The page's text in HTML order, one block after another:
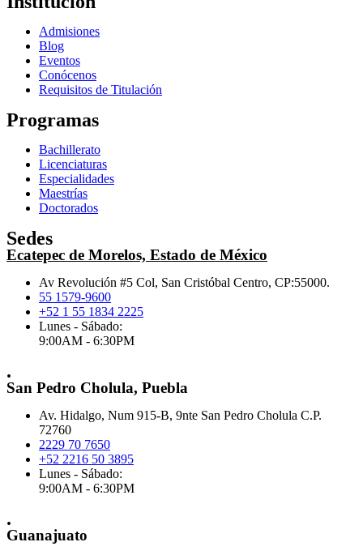
Admisiones
Blog
Eventos
Conócenos
Requisitos de Titulación
Programas
Bachillerato
Licenciaturas
Especialidades
Maestrías
Doctorados
Sedes
Ecatepec de Morelos, Estado de México
Av Revolución #5 Col, San Cristóbal Centro, CP:55000.
55 1579-9600
+52 1 55 1834 2225
Lunes - Sábado:
9:00AM - 6:30PM
.
San Pedro Cholula, Puebla
Av. Hidalgo, Num 915-B, 9nte San Pedro Cholula C.P.
72760
2229 70 7650
+52 2216 50 3895
Lunes - Sábado:
9:00AM - 6:30PM
.
Guanajuato